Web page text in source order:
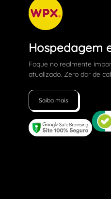
Hospedagem
Foque no realmente
atualizado. Zero dor de
Saiba mais